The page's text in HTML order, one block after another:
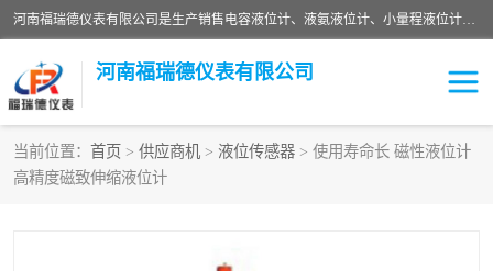
河南福瑞德仪表有限公司是生产销售电容液位计、液氨液位计、小量程液位计定制、智能锅炉水位计、液氮液位计等；并在产品开发、研制的过程中，吸取国内外仪器仪表的技术精华，建立了一支高、精、尖的科研开发队伍，使产品性能不断升级。
河南福瑞德仪表有限公司
当前位置： 首页 > 供应商机 > 液位传感器 > 使用寿命长 磁性液位计
高精度磁致伸缩液位计
液位计